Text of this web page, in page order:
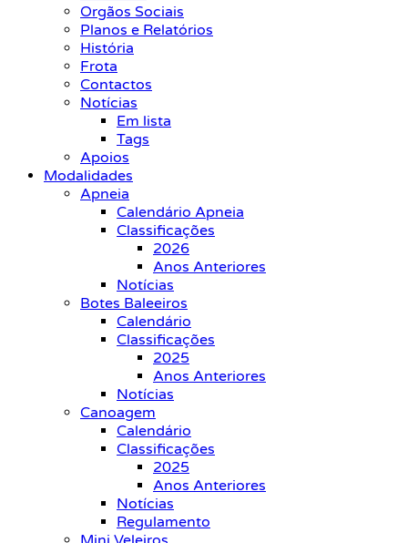
Orgãos Sociais
Planos e Relatórios
História
Frota
Contactos
Notícias
Em lista
Tags
Apoios
Modalidades
Apneia
Calendário Apneia
Classificações
2026
Anos Anteriores
Notícias
Botes Baleeiros
Calendário
Classificações
2025
Anos Anteriores
Notícias
Canoagem
Calendário
Classificações
2025
Anos Anteriores
Notícias
Regulamento